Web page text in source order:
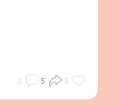
2 5 3